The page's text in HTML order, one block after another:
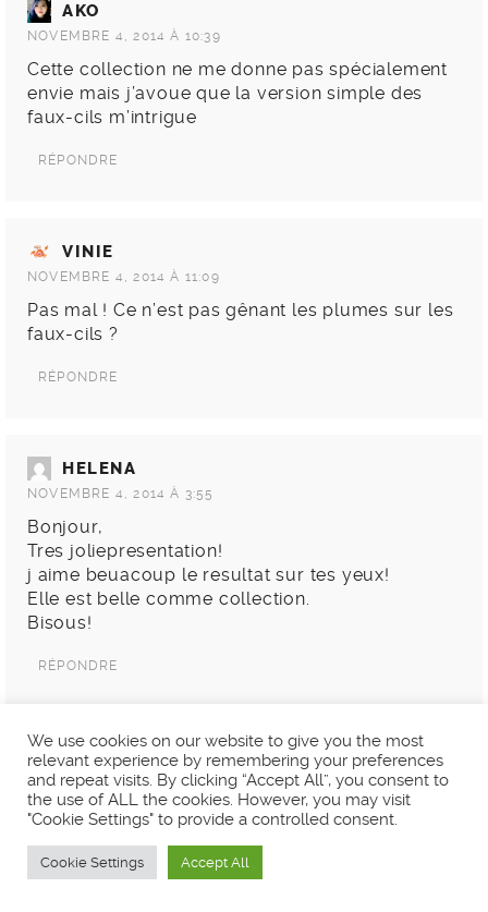
AKO
NOVEMBRE 4, 2014 À 10:39
Cette collection ne me donne pas spécialement
envie mais j’avoue que la version simple des
faux-cils m’intrigue
RÉPONDRE
VINIE
NOVEMBRE 4, 2014 À 11:09
Pas mal ! Ce n’est pas gênant les plumes sur les
faux-cils ?
RÉPONDRE
HELENA
NOVEMBRE 4, 2014 À 3:55
Bonjour,
Tres joliepresentation!
j aime beuacoup le resultat sur tes yeux!
Elle est belle comme collection.
Bisous!
RÉPONDRE
LÉA
NOVEMBRE 5, 2014 À 1:38
Coucou! 🙂
Je t’avoue que quand j’ai vue les faux cils je me
We use cookies on our website to give you the most
relevant experience by remembering your preferences
and repeat visits. By clicking “Accept All”, you consent to
the use of ALL the cookies. However, you may visit
"Cookie Settings" to provide a controlled consent.
Cookie Settings Accept All